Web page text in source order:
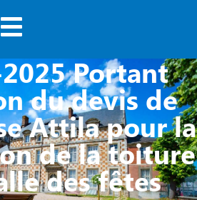
Portant
du devis de
Attila pour la
de la toiture
des fêtes